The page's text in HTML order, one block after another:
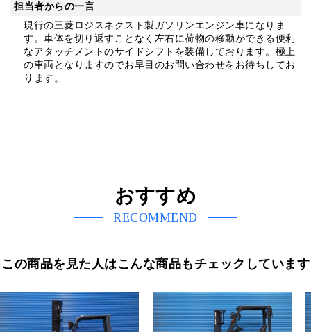
担当者からの一言
現行の三菱ロジスネクスト製ガソリンエンジン車になりま
す。車体を切り返すことなく左右に荷物の移動ができる便利
なアタッチメントのサイドシフトを装備しております。極上
の車両となりますのでお早目のお問い合わせをお待ちしてお
ります。
おすすめ
RECOMMEND
この商品を見た人はこんな商品もチェックしています